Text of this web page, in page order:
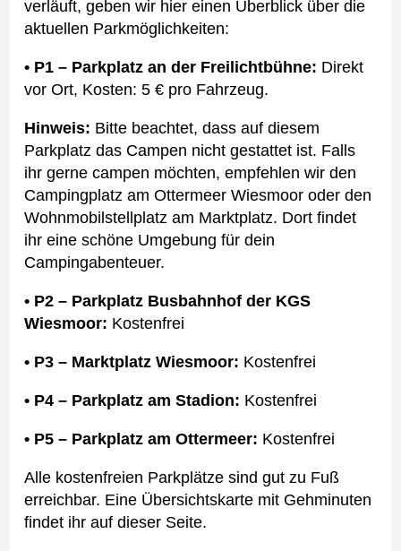
verläuft, geben wir hier einen Überblick über die
aktuellen Parkmöglichkeiten:
• P1 – Parkplatz an der Freilichtbühne: Direkt
vor Ort, Kosten: 5 € pro Fahrzeug.
Hinweis: Bitte beachtet, dass auf diesem
Parkplatz das Campen nicht gestattet ist. Falls
ihr gerne campen möchten, empfehlen wir den
Campingplatz am Ottermeer Wiesmoor oder den
Wohnmobilstellplatz am Marktplatz. Dort findet
ihr eine schöne Umgebung für dein
Campingabenteuer.
• P2 – Parkplatz Busbahnhof der KGS
Wiesmoor: Kostenfrei
• P3 – Marktplatz Wiesmoor: Kostenfrei
• P4 – Parkplatz am Stadion: Kostenfrei
• P5 – Parkplatz am Ottermeer: Kostenfrei
Alle kostenfreien Parkplätze sind gut zu Fuß
erreichbar. Eine Übersichtskarte mit Gehminuten
findet ihr auf dieser Seite.